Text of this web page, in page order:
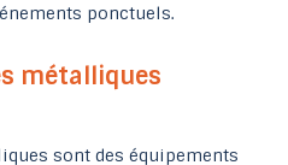
ponctuels.
métalliques
sont des équipements